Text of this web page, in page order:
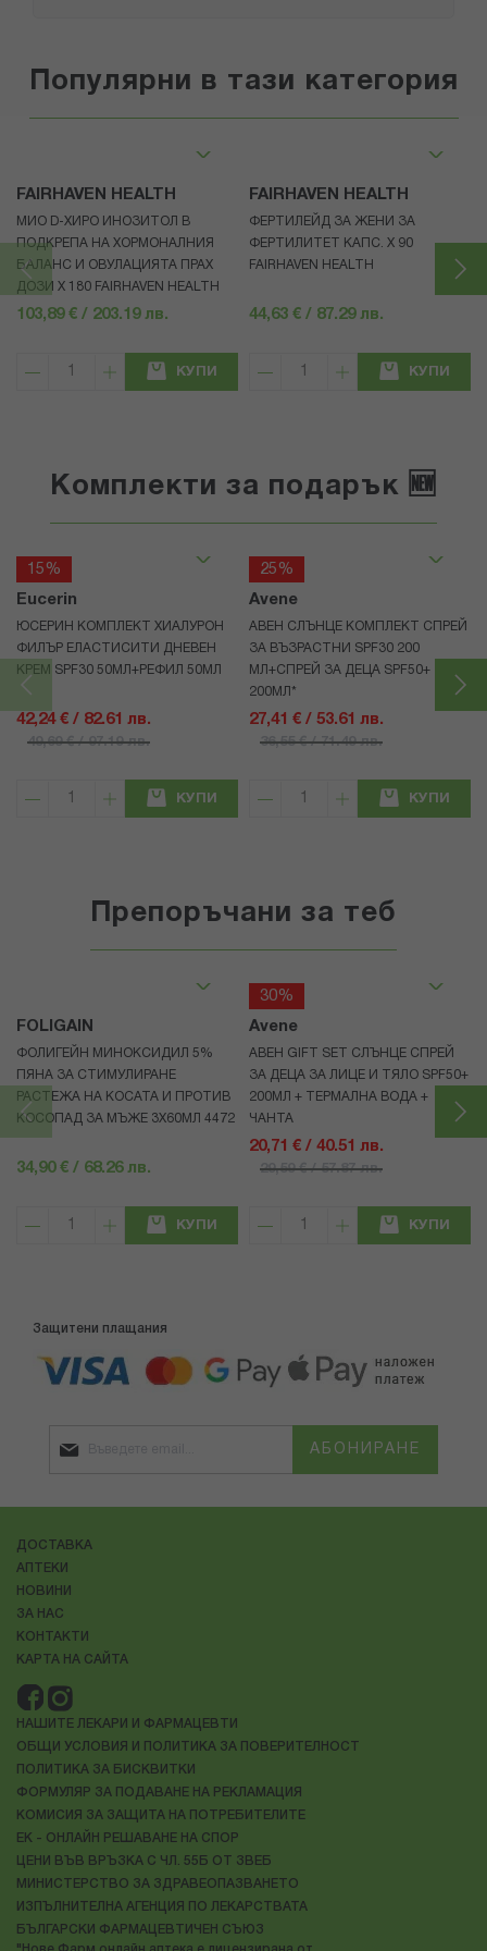
Популярни в тази категория
FAIRHAVEN HEALTH
МИО D-ХИРО ИНОЗИТОЛ В
ПОДКРЕПА НА ХОРМОНАЛНИЯ
БАЛАНС И ОВУЛАЦИЯТА ПРАХ
ДОЗИ X 180 FAIRHAVEN HEALTH
103,89 € / 203.19 лв.
КУПИ
FAIRHAVEN HEALTH
ФЕРТИЛЕЙД ЗА ЖЕНИ ЗА
ФЕРТИЛИТЕТ КАПС. Х 90
FAIRHAVEN HEALTH
44,63 € / 87.29 лв.
КУПИ
Комплекти за подарък 🆕
15%
Eucerin
ЮСЕРИН КОМПЛЕКТ ХИАЛУРОН
ФИЛЪР ЕЛАСТИСИТИ ДНЕВЕН
КРЕМ SPF30 50МЛ+РЕФИЛ 50МЛ
42,24 € / 82.61 лв.
49,69 € / 97.19 лв.
КУПИ
25%
Avene
АВЕН СЛЪНЦЕ КОМПЛЕКТ СПРЕЙ
ЗА ВЪЗРАСТНИ SPF30 200
МЛ+СПРЕЙ ЗА ДЕЦА SPF50+
200МЛ*
27,41 € / 53.61 лв.
36,55 € / 71.49 лв.
КУПИ
Препоръчани за теб
FOLIGAIN
ФОЛИГЕЙН МИНОКСИДИЛ 5%
ПЯНА ЗА СТИМУЛИРАНЕ
РАСТЕЖА НА КОСАТА И ПРОТИВ
КОСОПАД ЗА МЪЖЕ 3X60МЛ 4472
34,90 € / 68.26 лв.
КУПИ
30%
Avene
АВЕН GIFT SET СЛЪНЦЕ СПРЕЙ
ЗА ДЕЦА ЗА ЛИЦЕ И ТЯЛО SPF50+
200МЛ + ТЕРМАЛНА ВОДА +
ЧАНТА
20,71 € / 40.51 лв.
29,59 € / 57.87 лв.
КУПИ
Защитени плащания
АБОНИРАНЕ
ДОСТАВКА
АПТЕКИ
НОВИНИ
ЗА НАС
КОНТАКТИ
КАРТА НА САЙТА
НАШИТЕ ЛЕКАРИ И ФАРМАЦЕВТИ
ОБЩИ УСЛОВИЯ И ПОЛИТИКА ЗА ПОВЕРИТЕЛНОСТ
ПОЛИТИКА ЗА БИСКВИТКИ
ФОРМУЛЯР ЗА ПОДАВАНЕ НА РЕКЛАМАЦИЯ
КОМИСИЯ ЗА ЗАЩИТА НА ПОТРЕБИТЕЛИТЕ
ЕК - ОНЛАЙН РЕШАВАНЕ НА СПОР
ЦЕНИ ВЪВ ВРЪЗКА С ЧЛ. 55Б ОТ ЗВЕБ
МИНИСТЕРСТВО ЗА ЗДРАВЕОПАЗВАНЕТО
ИЗПЪЛНИТЕЛНА АГЕНЦИЯ ПО ЛЕКАРСТВАТА
БЪЛГАРСКИ ФАРМАЦЕВТИЧЕН СЪЮЗ